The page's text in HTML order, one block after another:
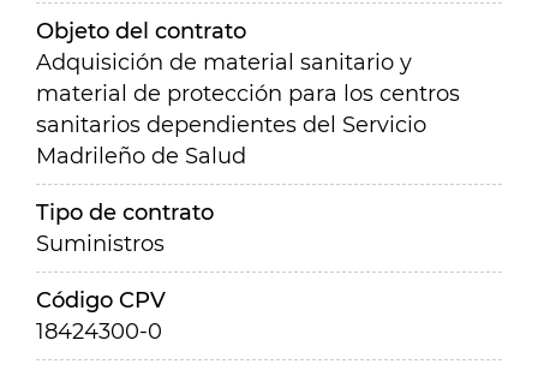
Objeto del contrato
Adquisición de material sanitario y
material de protección para los centros
sanitarios dependientes del Servicio
Madrileño de Salud
Tipo de contrato
Suministros
Código CPV
18424300-0